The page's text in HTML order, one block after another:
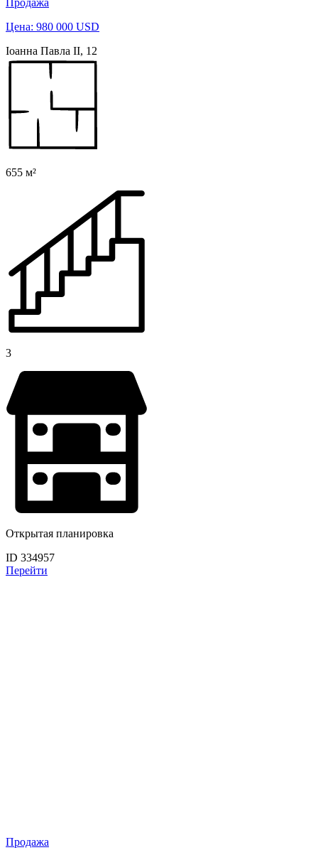
Продажа
Цена: 980 000 USD
Іоанна Павла ІІ, 12
655 м²
3
Открытая планировка
ID 334957
Перейти
Продажа